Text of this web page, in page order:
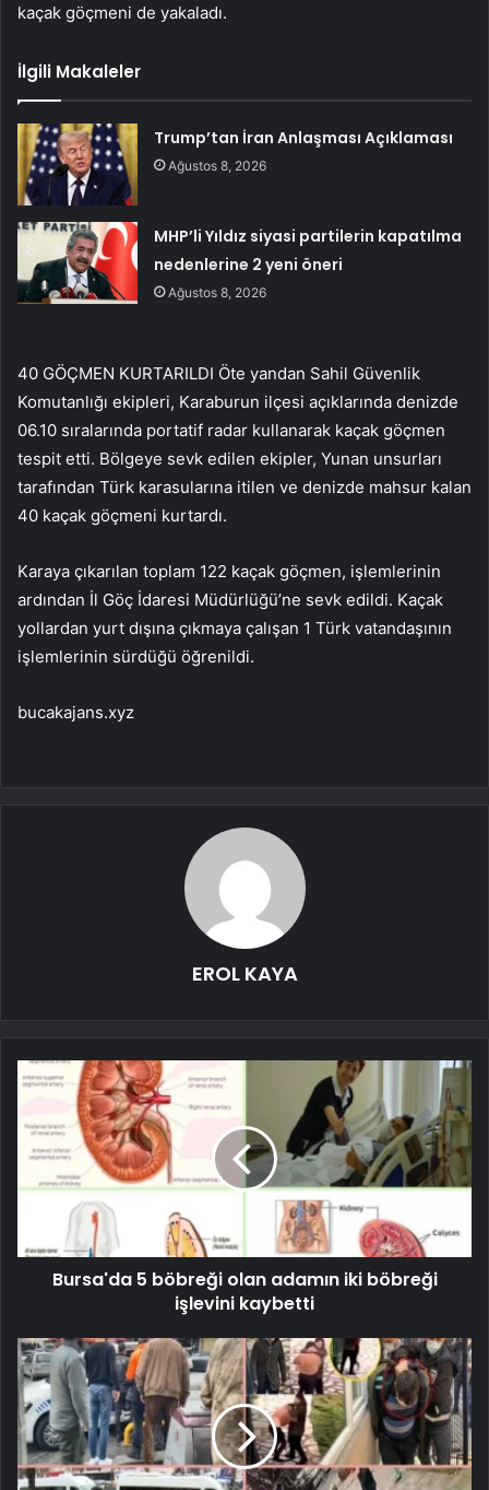
kaçak göçmeni de yakaladı.
İlgili Makaleler
Trump’tan İran Anlaşması Açıklaması
Ağustos 8, 2026
MHP’li Yıldız siyasi partilerin kapatılma
nedenlerine 2 yeni öneri
Ağustos 8, 2026
40 GÖÇMEN KURTARILDI Öte yandan Sahil Güvenlik
Komutanlığı ekipleri, Karaburun ilçesi açıklarında denizde
06.10 sıralarında portatif radar kullanarak kaçak göçmen
tespit etti. Bölgeye sevk edilen ekipler, Yunan unsurları
tarafından Türk karasularına itilen ve denizde mahsur kalan
40 kaçak göçmeni kurtardı.
Karaya çıkarılan toplam 122 kaçak göçmen, işlemlerinin
ardından İl Göç İdaresi Müdürlüğü’ne sevk edildi. Kaçak
yollardan yurt dışına çıkmaya çalışan 1 Türk vatandaşının
işlemlerinin sürdüğü öğrenildi.
bucakajans.xyz
EROL KAYA
Bursa'da 5 böbreği olan adamın iki böbreği
işlevini kaybetti